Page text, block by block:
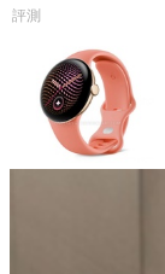
評測